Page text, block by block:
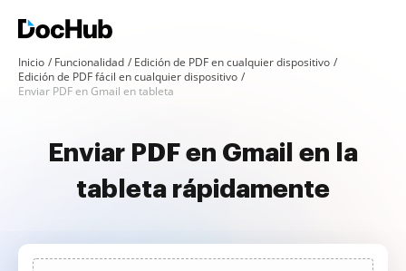
Inicio Funcionalidad
Edición de PDF en cualquier dispositivo
Edición de PDF fácil en cualquier dispositivo
Enviar PDF en Gmail en tableta
Enviar PDF en Gmail en la
tableta rápidamente